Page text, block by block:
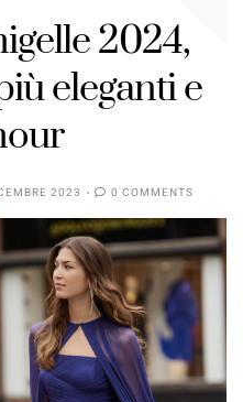
2024,
eleganti e
2023 0 COMMENTS